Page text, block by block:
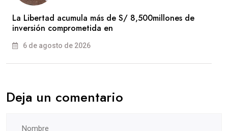
La Libertad acumula más de S/ 8,500millones de
inversión comprometida en
6 de agosto de 2026
Deja un comentario